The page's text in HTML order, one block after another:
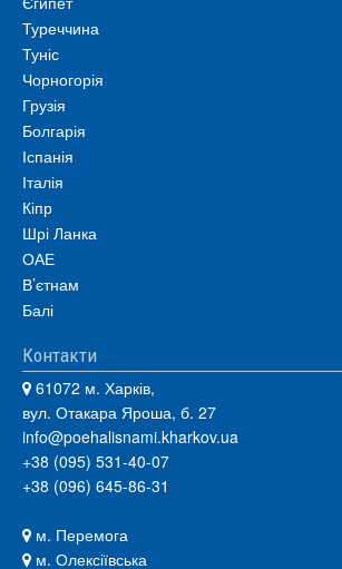
Туреччина
Туніс
Чорногорія
Грузія
Болгарія
Іспанія
Італія
Кіпр
Шрі Ланка
ОАЕ
В’єтнам
Балі
Контакти
61072 м. Харків,
вул. Отакара Яроша, б. 27
info@poehalisnami.kharkov.ua
+38 (095) 531-40-07
+38 (096) 645-86-31
м. Перемога
м. Олексіївська